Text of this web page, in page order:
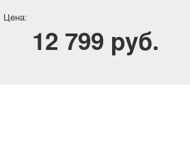
Цена:
12 799 руб.